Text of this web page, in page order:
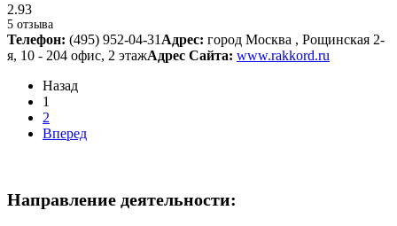
2.93
5 отзыва
Телефон: (495) 952-04-31 Адрес: город Москва , Рощинская 2-
я, 10 - 204 офис, 2 этажАдрес Сайта: www.rakkord.ru
Назад
1
2
Вперед
Направление деятельности: